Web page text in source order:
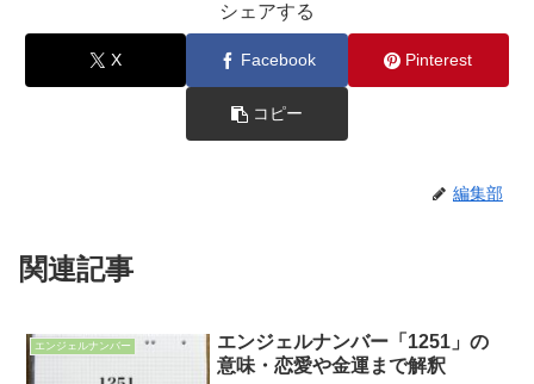
シェアする
X Facebook Pinterest
コピー
編集部
関連記事
エンジェルナンバー
エンジェルナンバー「1251」の
意味・恋愛や金運まで解釈